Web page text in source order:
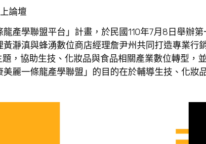
論壇
產學聯盟平台」計畫，於民國110年7月8日舉辦
瀞滇與蜂湧數位商店經理詹尹州共同打造專業行
，協助生技、化妝品與食品相關產業數位轉型，
麗一條龍產學聯盟」的目的在於輔導生技、化妝